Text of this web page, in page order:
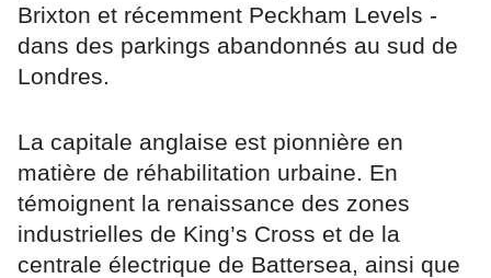
Brixton et récemment Peckham Levels -
dans des parkings abandonnés au sud de
Londres.
La capitale anglaise est pionnière en
matière de réhabilitation urbaine. En
témoignent la renaissance des zones
industrielles de King’s Cross et de la
centrale électrique de Battersea, ainsi que